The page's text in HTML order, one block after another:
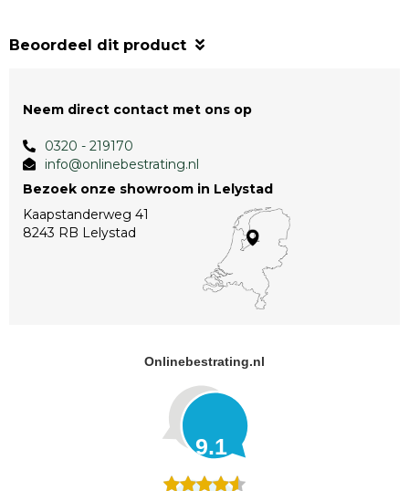
Beoordeel dit product
Neem direct contact met ons op
0320 - 219170
info@onlinebestrating.nl
Bezoek onze showroom in Lelystad
Kaapstanderweg 41
8243 RB Lelystad
Onlinebestrating.nl
9.1